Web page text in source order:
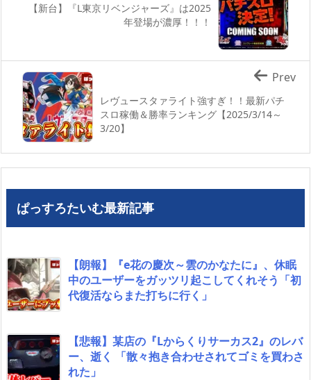
【新台】『L東京リベンジャーズ』は2025
年登場が濃厚！！！
レヴュースタァライト強すぎ！！最新パチ
スロ稼働＆勝率ランキング【2025/3/14～
3/20】
Prev
ぱっすろたいむ最新記事
【朗報】『e花の慶次～雲のかなたに』、休眠
中のユーザーをガッツリ起こしてくれそう「初
代復活ならまた打ちに行く」
【悲報】某店の『Lからくりサーカス2』のレバ
ー、逝く 「散々抱き合わせされてゴミを買わさ
れた」